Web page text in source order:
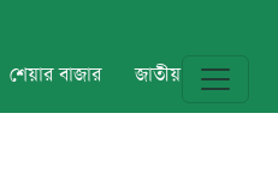
শেয়ার বাজার জাতীয় বিশ্ব